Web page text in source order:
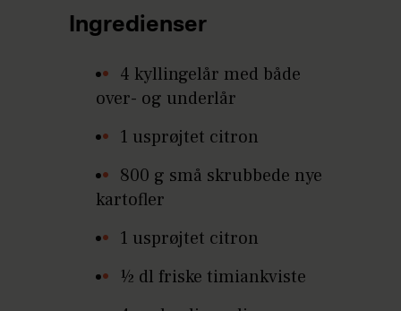
Ingredienser
4 kyllingelår med både
over- og underlår
1 usprøjtet citron
800 g små skrubbede nye
kartofler
1 usprøjtet citron
½ dl friske timiankviste